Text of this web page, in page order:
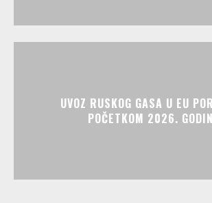
UVOZ RUSKOG GASA U EU
POČETKOM 2026.